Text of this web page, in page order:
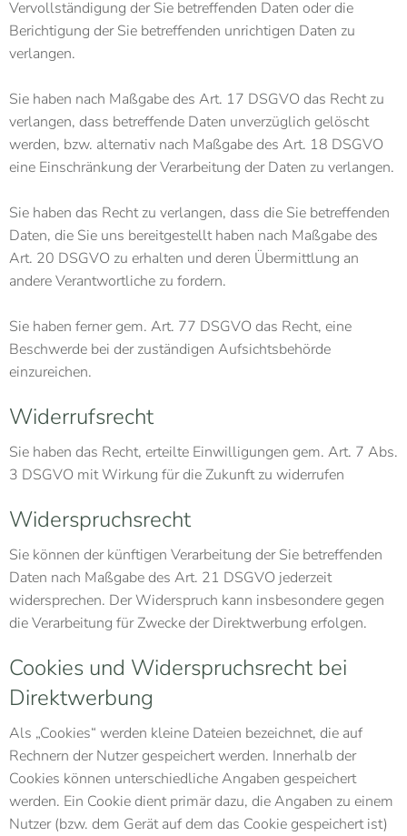
Vervollständigung der Sie betreffenden Daten oder die
Berichtigung der Sie betreffenden unrichtigen Daten zu
verlangen.
Sie haben nach Maßgabe des Art. 17 DSGVO das Recht zu
verlangen, dass betreffende Daten unverzüglich gelöscht
werden, bzw. alternativ nach Maßgabe des Art. 18 DSGVO
eine Einschränkung der Verarbeitung der Daten zu verlangen.
Sie haben das Recht zu verlangen, dass die Sie betreffenden
Daten, die Sie uns bereitgestellt haben nach Maßgabe des
Art. 20 DSGVO zu erhalten und deren Übermittlung an
andere Verantwortliche zu fordern.
Sie haben ferner gem. Art. 77 DSGVO das Recht, eine
Beschwerde bei der zuständigen Aufsichtsbehörde
einzureichen.
Widerrufsrecht
Sie haben das Recht, erteilte Einwilligungen gem. Art. 7 Abs.
3 DSGVO mit Wirkung für die Zukunft zu widerrufen
Widerspruchsrecht
Sie können der künftigen Verarbeitung der Sie betreffenden
Daten nach Maßgabe des Art. 21 DSGVO jederzeit
widersprechen. Der Widerspruch kann insbesondere gegen
die Verarbeitung für Zwecke der Direktwerbung erfolgen.
Cookies und Widerspruchsrecht bei
Direktwerbung
Als „Cookies“ werden kleine Dateien bezeichnet, die auf
Rechnern der Nutzer gespeichert werden. Innerhalb der
Cookies können unterschiedliche Angaben gespeichert
werden. Ein Cookie dient primär dazu, die Angaben zu einem
Nutzer (bzw. dem Gerät auf dem das Cookie gespeichert ist)